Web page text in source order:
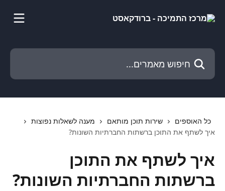
חיפוש מאמרים...
כל האוספים שירות תוכן מותאם
מענה לשאלות נפוצות
איך לשתף את התוכן ברשתות החברתיות השונות?
איך לשתף את התוכן
ברשתות החברתיות השונות?